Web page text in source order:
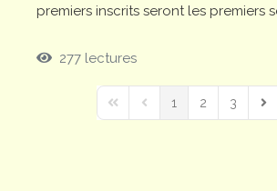
premiers inscrits seront les premiers
277 lectures
First PagePrevious Page
1 2 3